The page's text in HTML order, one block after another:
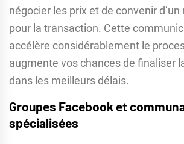
négocier les prix et de convenir
pour la transaction. Cette
accélère considérablement le
augmente vos chances de finaliser
dans les meilleurs délais.
Groupes Facebook et
spécialisées